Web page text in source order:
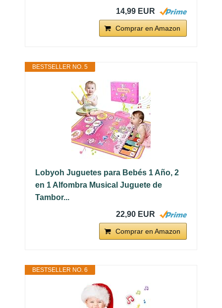
14,99 EUR
Comprar en Amazon
BESTSELLER NO. 5
Lobyoh Juguetes para Bebés 1 Año, 2
en 1 Alfombra Musical Juguete de
Tambor...
22,90 EUR
Comprar en Amazon
BESTSELLER NO. 6